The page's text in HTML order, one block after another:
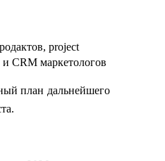
самостоятельную
project
CRM маркетологов
план дальнейшего